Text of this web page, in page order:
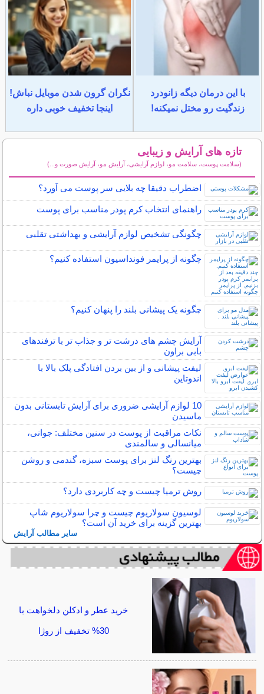
با این درمان دیگه زانودرد
زندگیت رو مختل نمیکنه!
نگران گرون شدن موبایل نباش!
اینجا تخفیف خوبی داره
تازه های آرایش و زیبایی
(سلامت پوست، سلامت مو، لوازم آرایشی، آرایش مو، آرایش صورت و...)
اضطراب دقیقا چه بلایی سر پوست می آورد؟
راهنمای انتخاب کرم پودر مناسب برای پوست
چگونگی تشخیص لوازم آرایشی و بهداشتی تقلبی
چگونه از پرایمر فونداسیون استفاده کنیم؟
چگونه یک پیشانی بلند را پنهان کنیم؟
آرایش چشم های درشت تر و جذاب تر با ترفندهای
بابی براون
لیفت پیشانی و از بین بردن افتادگی پلک بالا با
اندوتاین
10 لوازم آرایشی ضروری برای آرایش تابستانی بدون
ماسیدن
نکات مراقبت از پوست در سنین مختلف: جوانی،
میانسالی و سالمندی
بهترین رنگ لنز برای پوست سبزه، گندمی و روشن
چیست؟
روش ترمیا چیست و چه کاربردی دارد؟
لوسیون سولاریوم چیست و چرا سولاریوم شاپ
بهترین گزینه برای خرید آن است؟
سایر مطالب آرایش
خرید عطر و ادکلن دلخواهت با
30% تخفیف از روژا